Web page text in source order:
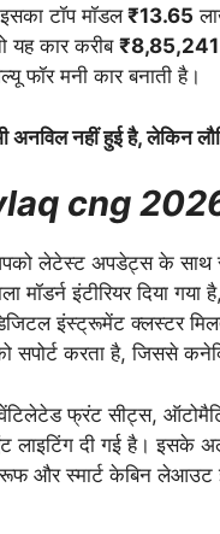
टॉप मॉडल₹13.65
यह कार करीब₹8,85,241
फॉर मनी कार बनाती है।
अनविल नहीं हुई है, लेकिन
cng
लेटेस्ट अपडेट्स के साथ
मॉडर्न इंटीरियर दिया
इंस्ट्रूमेंट क्लस्टर
करता है, जिससे
फ्रंट सीट्स,
लाइटिंग दी गई है। इसके
और स्मार्ट केबिन लेआउट